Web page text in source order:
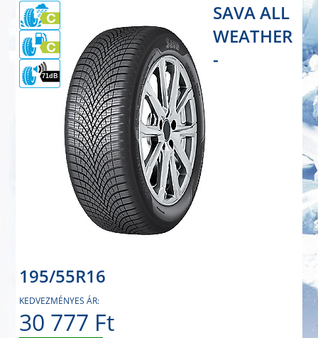
71dB
SAVA ALL
WEATHER
-
195/55R16
KEDVEZMÉNYES ÁR:
30 777 Ft